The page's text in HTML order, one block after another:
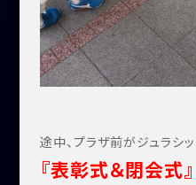
途中、プラザ前がジュラシ
『表彰式＆閉会式』